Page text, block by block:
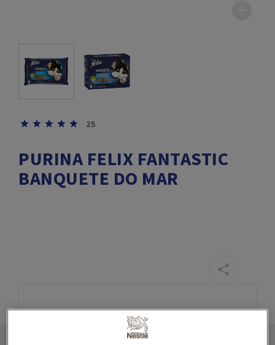
25
PURINA FELIX FANTASTIC
BANQUETE DO MAR
BANQUETE DO MAR